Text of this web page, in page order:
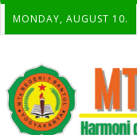
MONDAY, AUGUST 10.